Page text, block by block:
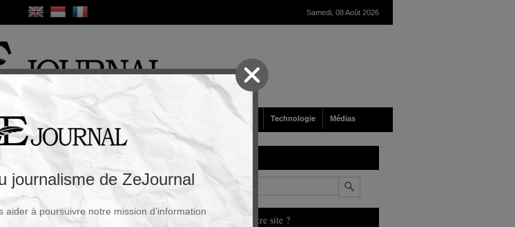
Samedi, 08 Août 2026
Sport France / Europe Société Technologie Médias
étrangères : il faut
Souscrire à la newsletter
Vous aimez notre site ?
journalisme de ZeJournal
aider à poursuivre notre mission d’information